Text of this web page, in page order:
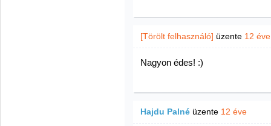
[Törölt felhasználó] üzente 12 éve
Nagyon édes! :)
Hajdu Palné üzente 12 éve